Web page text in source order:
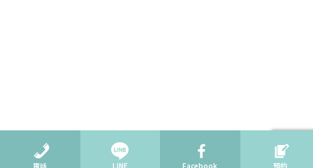
電話 LINE Facebook 預約